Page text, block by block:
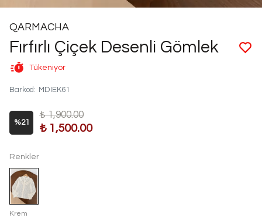
QARMACHA
Fırfırlı Çiçek Desenli Gömlek
Tükeniyor
Barkod : MDIEK61
%21
₺ 1,900.00
₺ 1,500.00
Renkler
Krem